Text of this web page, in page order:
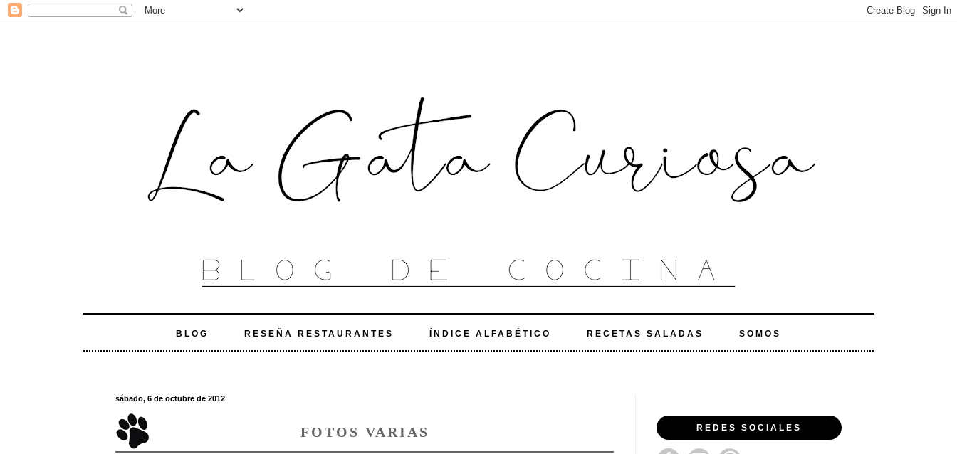
BLOG RESEÑA RESTAURANTES ÍNDICE ALFABÉTICO RECETAS SALADAS SOMOS
sábado, 6 de octubre de 2012
FOTOS VARIAS REDES SOCIALES